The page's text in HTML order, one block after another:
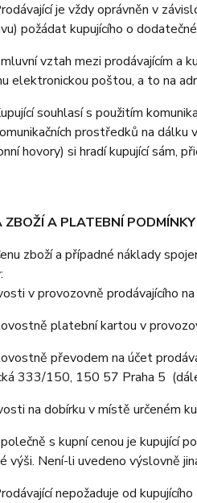
je vždy oprávněn v
požádat kupujícího o
vztah mezi prodávajícím a
elektronickou poštou, a to na
souhlasí s použitím
prostředků na
hovory) si hradí kupující sám,
ZBOŽÍ A PLATEBNÍ PODMÍNKY
zboží a případné náklady
v provozovně prodávajícího
platební kartou v
převodem na účet
333/150, 150 57 Praha 5
na dobírku v místě určeném
s kupní cenou je kupující
výši. Není-li uvedeno výslovně
nepožaduje od kupujícího